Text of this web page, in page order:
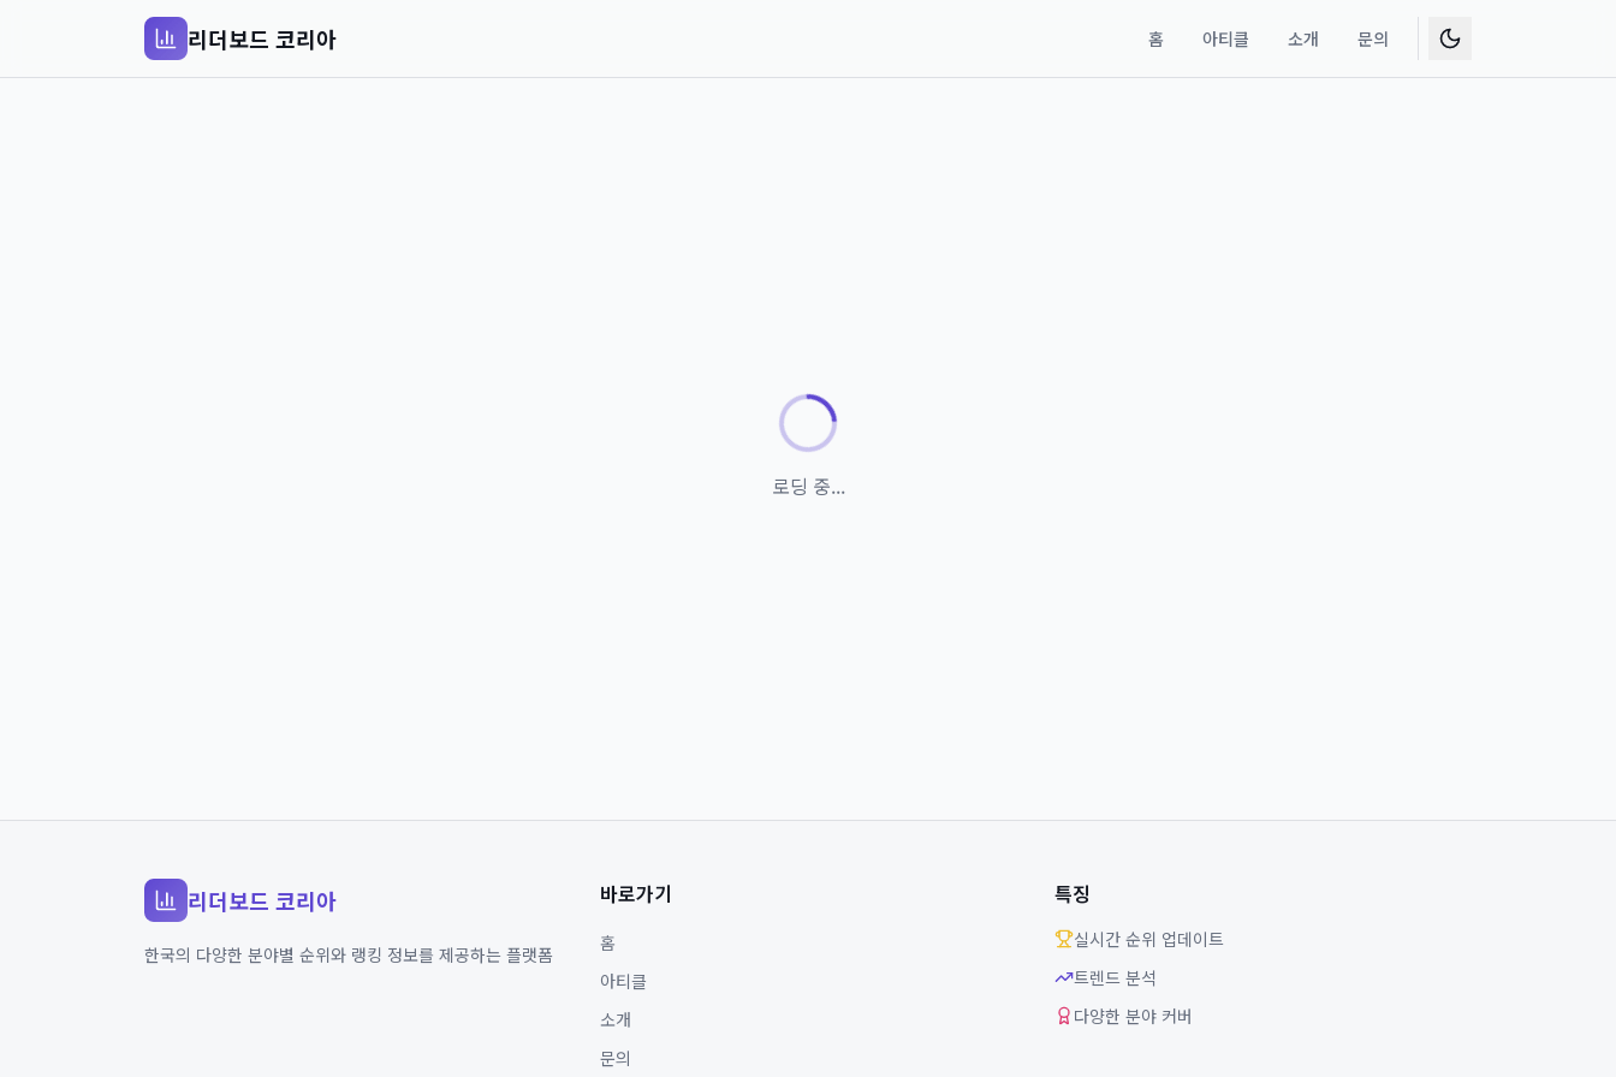
리더보드 코리아 홈 아티클 소개 문의
로딩 중...
리더보드 코리아
한국의 다양한 분야별 순위와 랭킹 정보를 제공하는 플랫폼
바로가기
홈
아티클
소개
문의
특징
실시간 순위 업데이트
트렌드 분석
다양한 분야 커버